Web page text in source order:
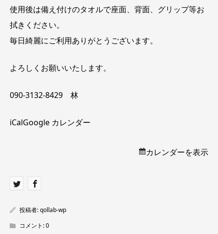
使用後は備え付けのタオルで座面、背面、グリップ等お
拭きください。
毎日綺麗にご利用ありがとうございます。
よろしくお願いいたします。
090-3132-8429 林
iCalGoogle カレンダー
カレンダーを表示
投稿者:qollab-wp
コメント:0